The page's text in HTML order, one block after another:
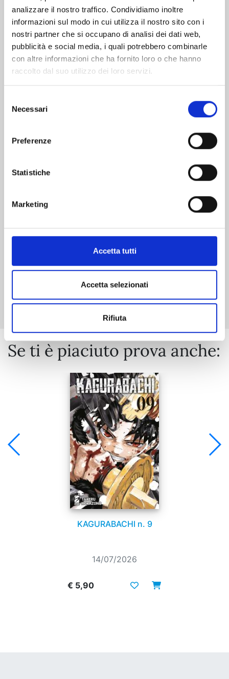
analizzare il nostro traffico. Condividiamo inoltre
informazioni sul modo in cui utilizza il nostro sito con i
nostri partner che si occupano di analisi dei dati web,
pubblicità e social media, i quali potrebbero combinarle
con altre informazioni che ha fornito loro o che hanno
raccolto dal suo utilizzo dei loro servizi.
delNecessari
Preferenze
Statistiche
Marketing
Accetta tutti
Accetta selezionati
Rifiuta
€ 5,90
Mostra tutto
Se ti è piaciuto prova anche:
KAGURABACHI n. 9
14/07/2026
€ 5,90